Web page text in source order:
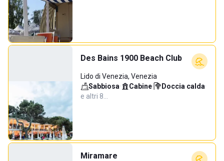
Des Bains 1900 Beach Club
Lido di Venezia, Venezia
Sabbiosa· Cabine· Doccia calda·
e altri 8…
Miramare